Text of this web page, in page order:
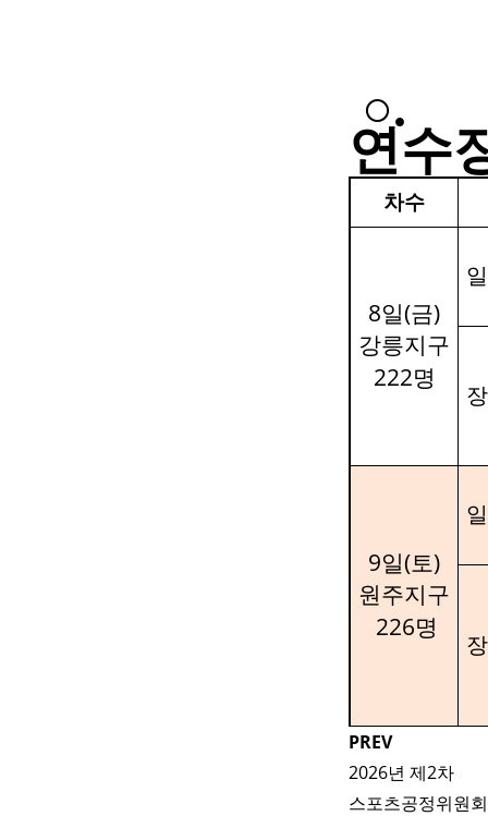
○.
연수
차수
8일(금)
강릉지구
222명
9일(토)
원주지구
226명
PREV
2026년 제2차
스포츠공정위원회